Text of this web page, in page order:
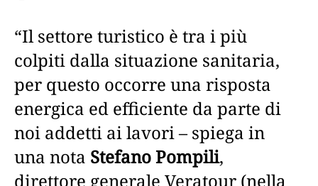
“Il settore turistico è tra i più
colpiti dalla situazione sanitaria,
per questo occorre una risposta
energica ed efficiente da parte di
noi addetti ai lavori – spiega in
una nota Stefano Pompili,
direttore generale Veratour (nella